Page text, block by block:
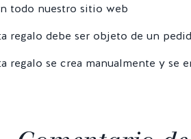
todo nuestro sitio web
regalo debe ser objeto de un
regalo se crea manualmente y se